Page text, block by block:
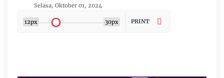
Selasa, Oktober 01, 2024
12px 30px PRINT